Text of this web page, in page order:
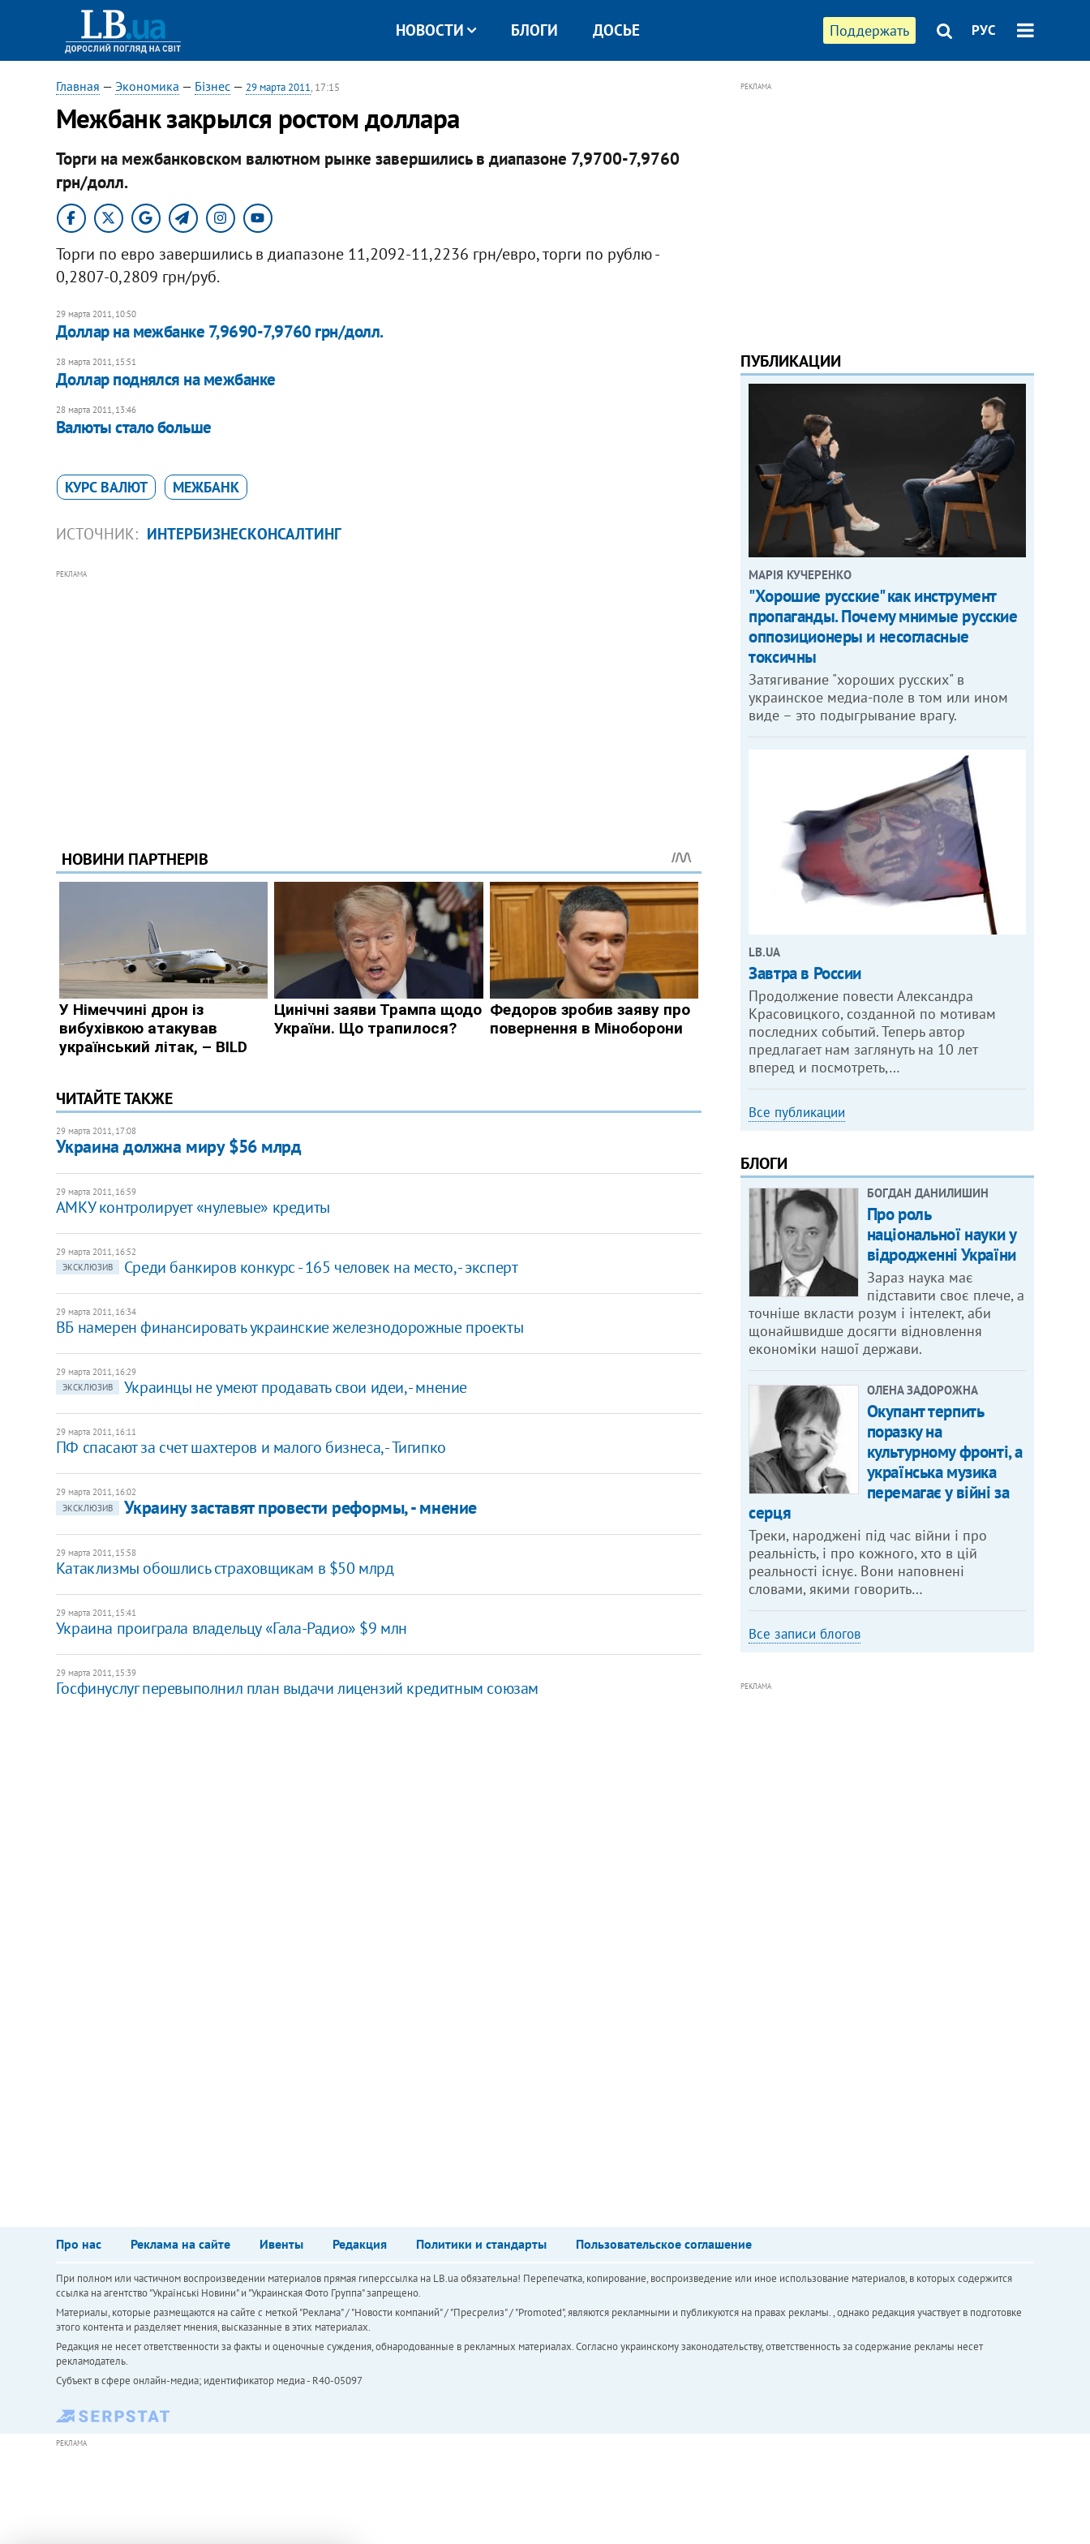
Поддержать РУС
НОВОСТИ БЛОГИ ДОСЬЕ
Главная — Экономика — Бізнес— 29 марта 2011, 17:15
Межбанк закрылся ростом доллара
Торги на межбанковском валютном рынке завершились в диапазоне 7,9700-7,9760
грн/долл.
Торги по евро завершились в диапазоне 11,2092-11,2236 грн/евро, торги по рублю -
0,2807-0,2809 грн/руб.
29 марта 2011, 10:50
Доллар на межбанке 7,9690-7,9760 грн/долл.
28 марта 2011, 15:51
Доллар поднялся на межбанке
28 марта 2011, 13:46
Валюты стало больше
КУРС ВАЛЮТ МЕЖБАНК
ИСТОЧНИК: ИНТЕРБИЗНЕСКОНСАЛТИНГ
РЕКЛАМА
ЧИТАЙТЕ ТАКЖЕ
29 марта 2011, 17:08
Украина должна миру $56 млрд
29 марта 2011, 16:59
АМКУ контролирует «нулевые» кредиты
29 марта 2011, 16:52
ЭКСКЛЮЗИВ
Среди банкиров конкурс - 165 человек на место, - эксперт
29 марта 2011, 16:34
ВБ намерен финансировать украинские железнодорожные проекты
29 марта 2011, 16:29
ЭКСКЛЮЗИВ
Украинцы не умеют продавать свои идеи, - мнение
29 марта 2011, 16:11
ПФ спасают за счет шахтеров и малого бизнеса, - Тигипко
29 марта 2011, 16:02
ЭКСКЛЮЗИВ
Украину заставят провести реформы, - мнение
29 марта 2011, 15:58
Катаклизмы обошлись страховщикам в $50 млрд
29 марта 2011, 15:41
Украина проиграла владельцу «Гала-Радио» $9 млн
29 марта 2011, 15:39
Госфинуслуг перевыполнил план выдачи лицензий кредитным союзам
РЕКЛАМА
ПУБЛИКАЦИИ
МАРІЯ КУЧЕРЕНКО
"Хорошие русские" как инструмент
пропаганды. Почему мнимые русские
оппозиционеры и несогласные
токсичны
Затягивание "хороших русских" в
украинское медиа-поле в том или ином
виде – это подыгрывание врагу.
LB.UA
Завтра в России
Продолжение повести Александра
Красовицкого, созданной по мотивам
последних событий. Теперь автор
предлагает нам заглянуть на 10 лет
вперед и посмотреть,…
Все публикации
БЛОГИ
БОГДАН ДАНИЛИШИН
Про роль
національної науки у
відродженні України
Зараз наука має
підставити своє плече, а
точніше вкласти розум і інтелект, аби
щонайшвидше досягти відновлення
економіки нашої держави.
ОЛЕНА ЗАДОРОЖНА
Окупант терпить
поразку на
культурному фронті, а
українська музика
перемагає у війні за
серця
Треки, народжені під час війни і про
реальність, і про кожного, хто в цій
реальності існує. Вони наповнені
словами, якими говорить…
Все записи блогов
РЕКЛАМА
Про нас Реклама на сайте Ивенты Редакция Политики и стандарты Пользовательское соглашение
При полном или частичном воспроизведении материалов прямая гиперссылка на LB.ua обязательна! Перепечатка, копирование, воспроизведение или иное использование материалов, в которых содержится
ссылка на агентство "Українськi Новини" и "Украинская Фото Группа" запрещено.
Материалы, которые размещаются на сайте с меткой "Реклама" / "Новости компаний" / "Пресрелиз" / "Promoted", являются рекламными и публикуются на правах рекламы. , однако редакция участвует в подготовке
этого контента и разделяет мнения, высказанные в этих материалах.
Редакция не несет ответственности за факты и оценочные суждения, обнародованные в рекламных материалах. Согласно украинскому законодательству, ответственность за содержание рекламы несет
рекламодатель.
Субъект в сфере онлайн-медиа; идентификатор медиа - R40-05097
РЕКЛАМА